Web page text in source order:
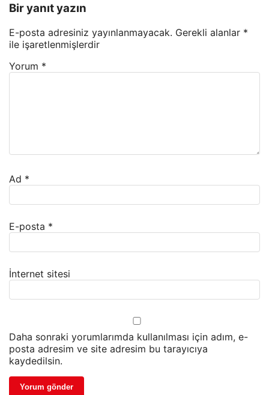
Bir yanıt yazın
E-posta adresiniz yayınlanmayacak. Gerekli alanlar *
ile işaretlenmişlerdir
Yorum *
Ad *
E-posta *
İnternet sitesi
Daha sonraki yorumlarımda kullanılması için adım, e-
posta adresim ve site adresim bu tarayıcıya
kaydedilsin.